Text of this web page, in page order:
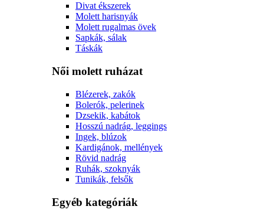
Divat ékszerek
Molett harisnyák
Molett rugalmas övek
Sapkák, sálak
Táskák
Női molett ruházat
Blézerek, zakók
Bolerók, pelerinek
Dzsekik, kabátok
Hosszú nadrág, leggings
Ingek, blúzok
Kardigánok, mellények
Rövid nadrág
Ruhák, szoknyák
Tunikák, felsők
Egyéb kategóriák